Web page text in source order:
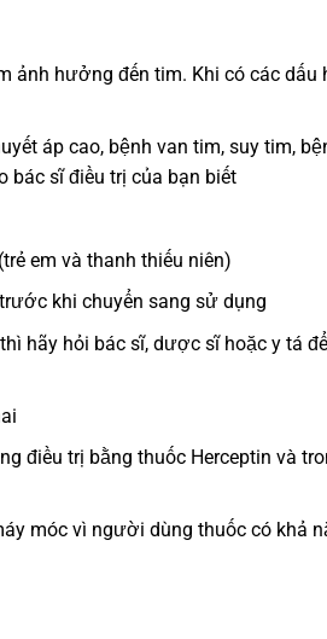
ảnh hưởng đến tim. Khi có các dấu
áp cao, bệnh van tim, suy tim,
bác sĩ điều trị của bạn biết
em và thanh thiếu niên)
khi chuyển sang sử dụng
hãy hỏi bác sĩ, dược sĩ hoặc y tá để
điều trị bằng thuốc Herceptin và
móc vì người dùng thuốc có khả